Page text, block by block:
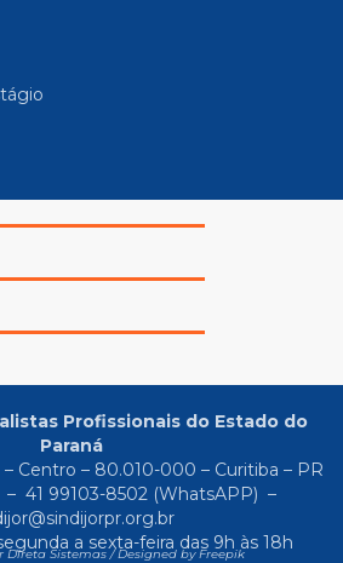
Profissionais do Estado do
Paraná
– Centro – 80.010-000 – Curitiba – PR
– 41 99103-8502(WhatsAPP) –
a sexta-feira das 9h às 18h
Direta Sistemas /Designed by Freepik